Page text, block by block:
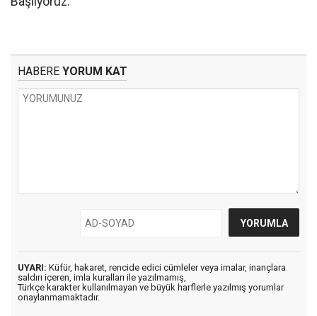
HABERE YORUM KAT
UYARI: Küfür, hakaret, rencide edici cümleler veya imalar, inançlara
saldırı içeren, imla kuralları ile yazılmamış,
Türkçe karakter kullanılmayan ve büyük harflerle yazılmış yorumlar
onaylanmamaktadır.